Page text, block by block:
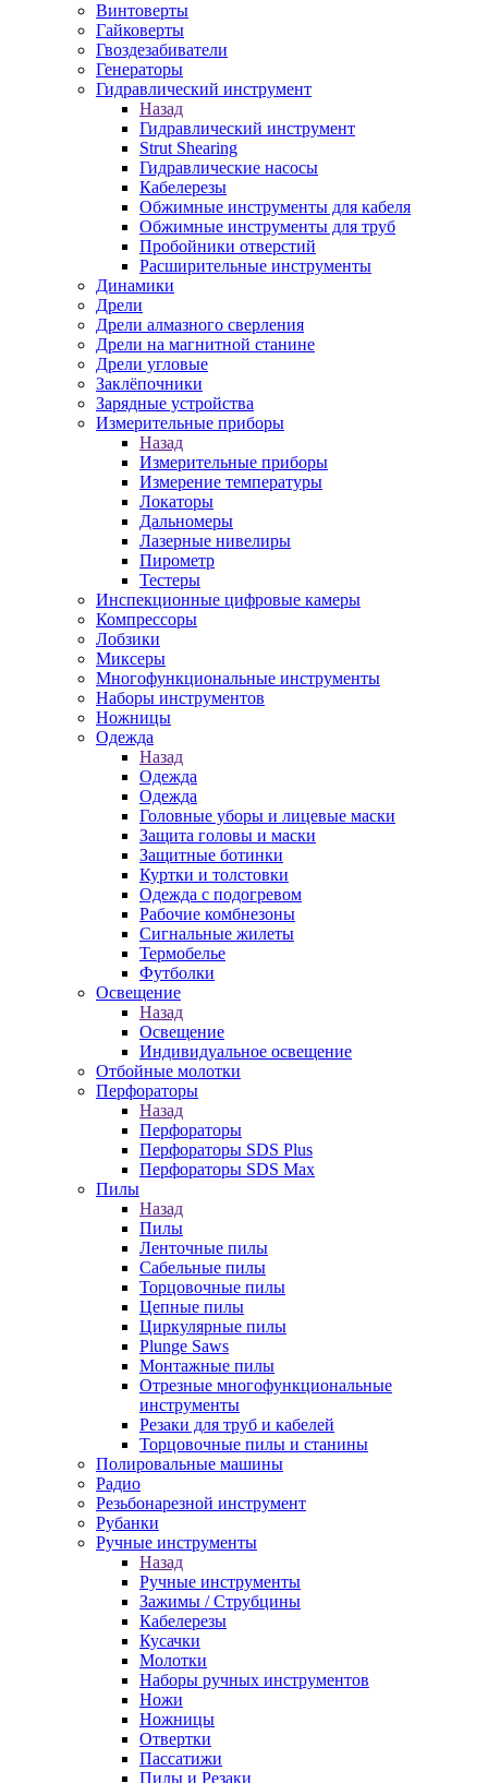
Винтоверты
Гайковерты
Гвоздезабиватели
Генераторы
Гидравлический инструмент
Назад
Гидравлический инструмент
Strut Shearing
Гидравлические насосы
Кабелерезы
Обжимные инструменты для кабеля
Обжимные инструменты для труб
Пробойники отверстий
Расширительные инструменты
Динамики
Дрели
Дрели алмазного сверления
Дрели на магнитной станине
Дрели угловые
Заклёпочники
Зарядные устройства
Измерительные приборы
Назад
Измерительные приборы
Измерение температуры
Локаторы
Дальномеры
Лазерные нивелиры
Пирометр
Тестеры
Инспекционные цифровые камеры
Компрессоры
Лобзики
Миксеры
Многофункциональные инструменты
Наборы инструментов
Ножницы
Одежда
Назад
Одежда
Одежда
Головные уборы и лицевые маски
Защита головы и маски
Защитные ботинки
Куртки и толстовки
Одежда с подогревом
Рабочие комбнезоны
Сигнальные жилеты
Термобелье
Футболки
Освещение
Назад
Освещение
Индивидуальное освещение
Отбойные молотки
Перфораторы
Назад
Перфораторы
Перфораторы SDS Plus
Перфораторы SDS Max
Пилы
Назад
Пилы
Ленточные пилы
Сабельные пилы
Торцовочные пилы
Цепные пилы
Циркулярные пилы
Plunge Saws
Монтажные пилы
Отрезные многофункциональные
инструменты
Резаки для труб и кабелей
Торцовочные пилы и станины
Полировальные машины
Радио
Резьбонарезной инструмент
Рубанки
Ручные инструменты
Назад
Ручные инструменты
Зажимы / Струбцины
Кабелерезы
Кусачки
Молотки
Наборы ручных инструментов
Ножи
Ножницы
Отвертки
Пассатижи
Пилы и Резаки